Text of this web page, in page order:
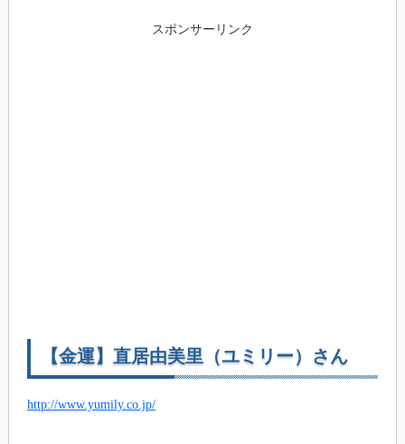
スポンサーリンク
【金運】直居由美里（ユミリー）さん
http://www.yumily.co.jp/